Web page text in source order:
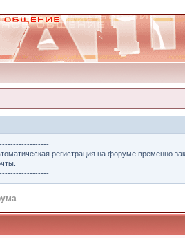
регистрация на форуме временно